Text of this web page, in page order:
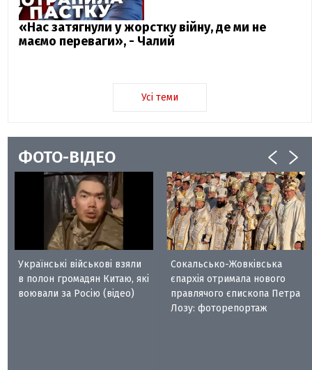
«Нас затягнули у жорстку війну, де ми не
маємо переваги», - Чалий
Усі теми
ФОТО-ВІДЕО
Українські військові взяли
в полон громадян Китаю, які
воювали за Росію (відео)
Сокальсько-Жовківська
єпархія отримала нового
правлячого єпископа Петра
Лозу: фоторепортаж